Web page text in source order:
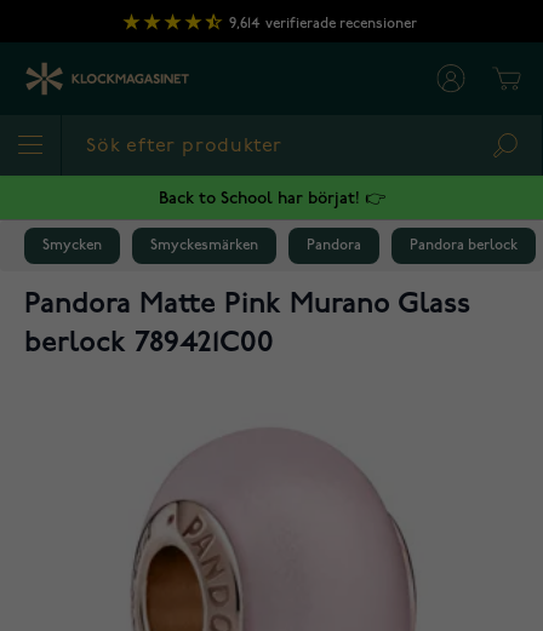
Hoppa till innehållet
9,614 verifierade recensioner
Back to School har börjat! 👉
Smycken Smyckesmärken Pandora Pandora berlock
Pandora Matte Pink Murano Glass
berlock 789421C00